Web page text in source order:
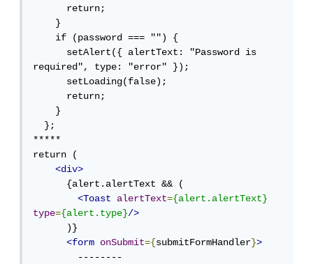
      return;
    }
    if (password === "") {
      setAlert({ alertText: "Password is
required", type: "error" });
      setLoading(false);
      return;
    }
  };
*****
return (
<div>
      {alert.alertText && (
<Toast
alertText={alert.alertText}
type={alert.type}/>
      )}
<form
onSubmit={submitFormHandler}>
        --------